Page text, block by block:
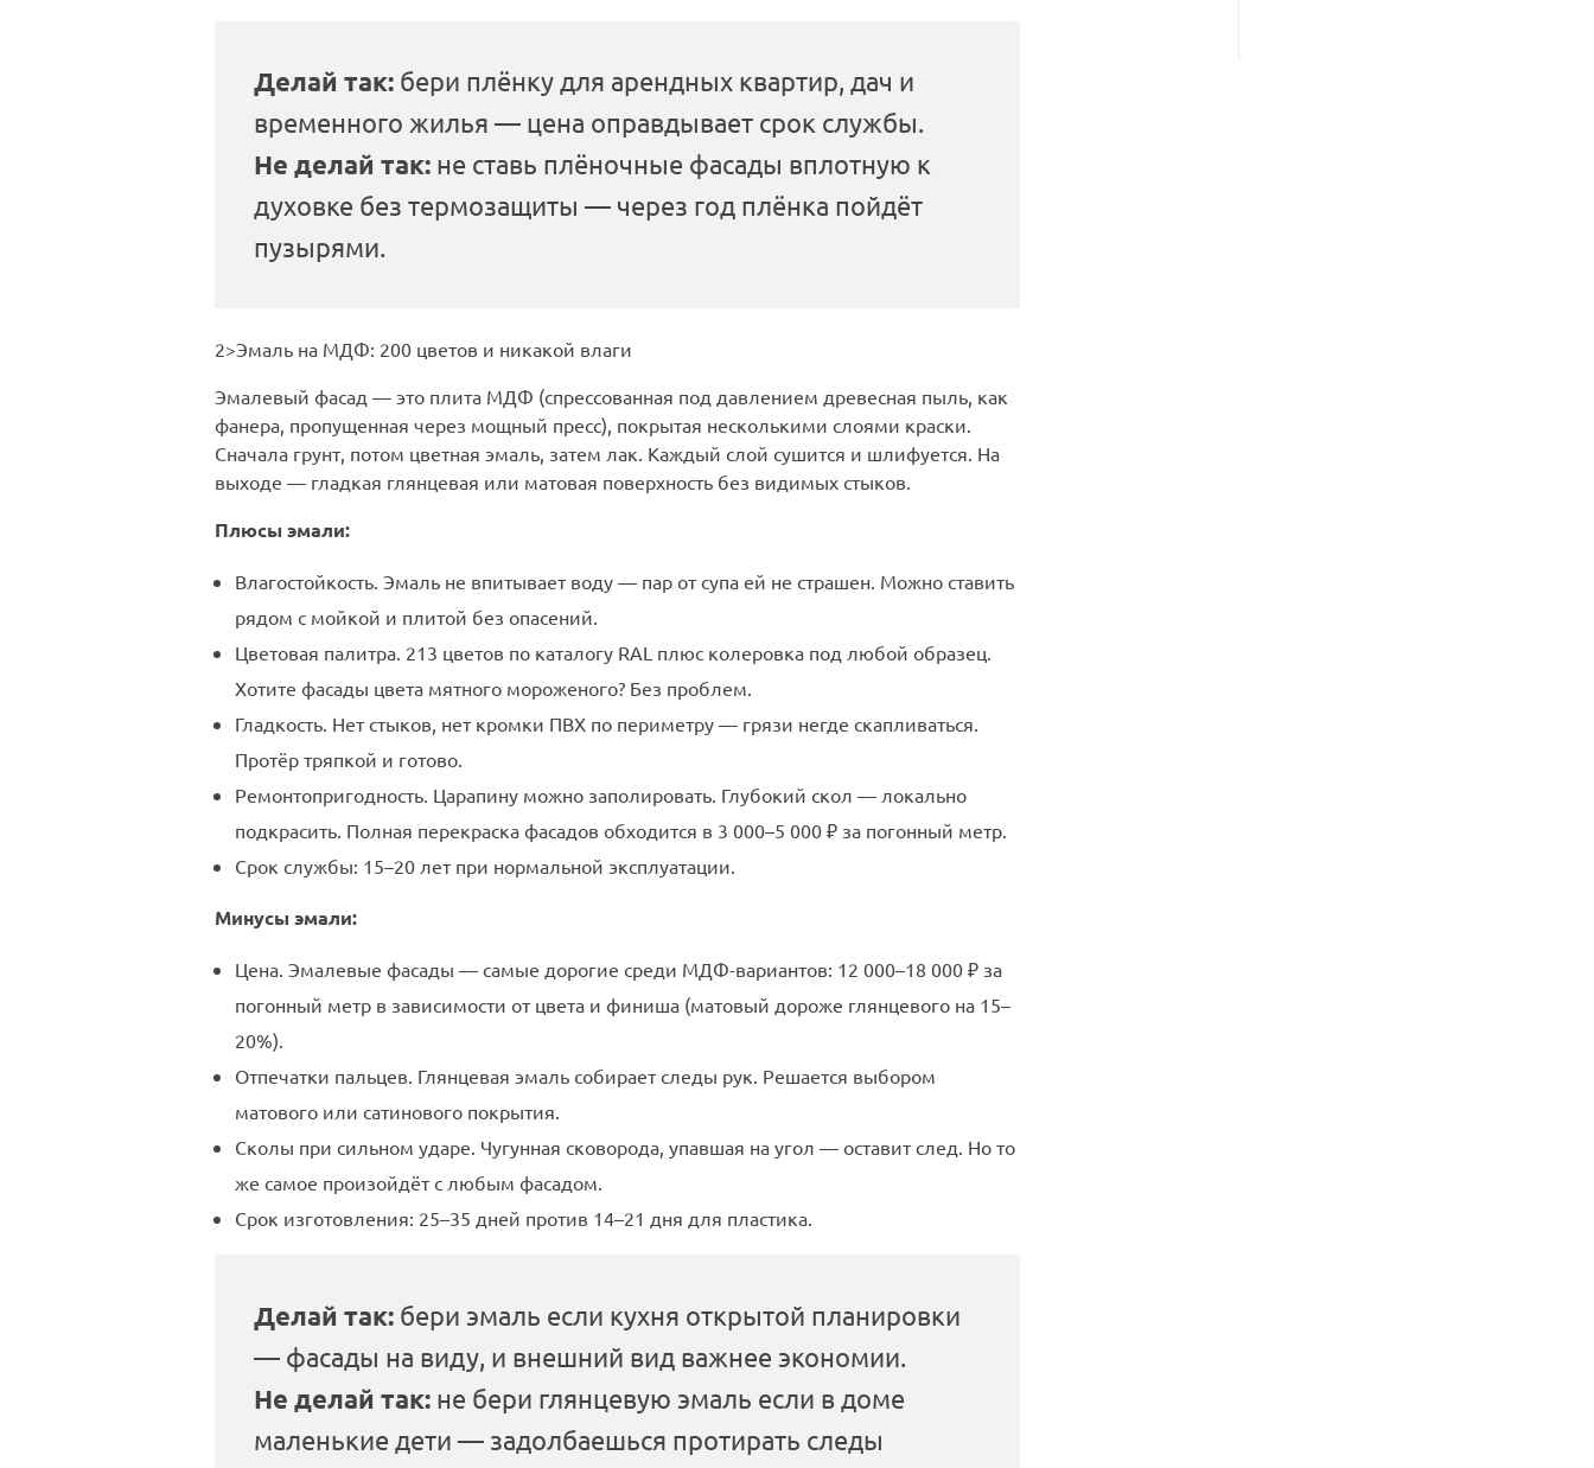
Делай так: бери плёнку для арендных квартир, дач и
временного жилья — цена оправдывает срок службы.
Не делай так: не ставь плёночные фасады вплотную к
духовке без термозащиты — через год плёнка пойдёт
пузырями.
2>Эмаль на МДФ: 200 цветов и никакой влаги
Эмалевый фасад — это плита МДФ (спрессованная под давлением древесная пыль, как
фанера, пропущенная через мощный пресс), покрытая несколькими слоями краски.
Сначала грунт, потом цветная эмаль, затем лак. Каждый слой сушится и шлифуется. На
выходе — гладкая глянцевая или матовая поверхность без видимых стыков.
Плюсы эмали:
Влагостойкость. Эмаль не впитывает воду — пар от супа ей не страшен. Можно ставить
рядом с мойкой и плитой без опасений.
Цветовая палитра. 213 цветов по каталогу RAL плюс колеровка под любой образец.
Хотите фасады цвета мятного мороженого? Без проблем.
Гладкость. Нет стыков, нет кромки ПВХ по периметру — грязи негде скапливаться.
Протёр тряпкой и готово.
Ремонтопригодность. Царапину можно заполировать. Глубокий скол — локально
подкрасить. Полная перекраска фасадов обходится в 3 000–5 000 ₽ за погонный метр.
Срок службы: 15–20 лет при нормальной эксплуатации.
Минусы эмали:
Цена. Эмалевые фасады — самые дорогие среди МДФ-вариантов: 12 000–18 000 ₽ за
погонный метр в зависимости от цвета и финиша (матовый дороже глянцевого на 15–
20%).
Отпечатки пальцев. Глянцевая эмаль собирает следы рук. Решается выбором
матового или сатинового покрытия.
Сколы при сильном ударе. Чугунная сковорода, упавшая на угол — оставит след. Но то
же самое произойдёт с любым фасадом.
Срок изготовления: 25–35 дней против 14–21 дня для пластика.
Делай так: бери эмаль если кухня открытой планировки
— фасады на виду, и внешний вид важнее экономии.
Не делай так: не бери глянцевую эмаль если в доме
маленькие дети — задолбаешься протирать следы